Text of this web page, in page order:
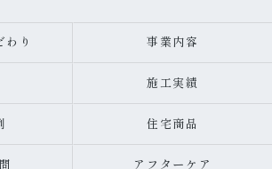
り 事業内容
施工実績
住宅商品
アフターケア